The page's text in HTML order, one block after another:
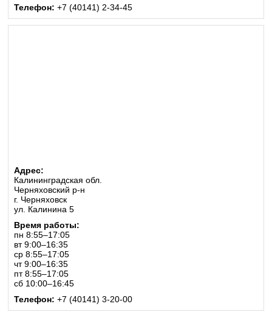
Телефон: +7 (40141) 2-34-45
Адрес:
Калининградская обл.
Черняховский р-н
г. Черняховск
ул. Калинина 5
Время работы:
пн 8:55–17:05
вт 9:00–16:35
ср 8:55–17:05
чт 9:00–16:35
пт 8:55–17:05
сб 10:00–16:45
Телефон: +7 (40141) 3-20-00